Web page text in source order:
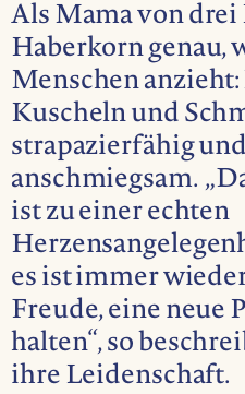
Als Mama von
Haberkorn genau,
Menschen
Kuscheln und
strapazierfähig
anschmiegsam.
ist zu einer echten
es ist immer
Freude, eine neue
halten“, so
ihre Leidenschaft.